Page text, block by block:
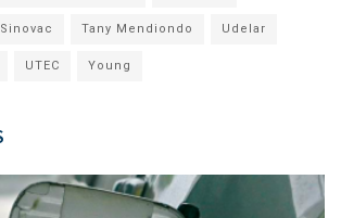
Sinovac Tany Mendiondo Udelar
UTEC Young